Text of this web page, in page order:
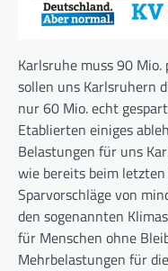
Karlsruhe muss 90 Mio.
sollen uns Karlsruhern
nur 60 Mio. echt
Etablierten einiges
Belastungen für uns
wie bereits beim
Sparvorschläge von
den sogenannten
für Menschen ohne
Mehrbelastungen für